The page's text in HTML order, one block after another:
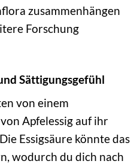
zusammenhängen
Forschung
Sättigungsgefühl
von einem
Apfelessig auf ihr
Essigsäure könnte das
wodurch du dich nach